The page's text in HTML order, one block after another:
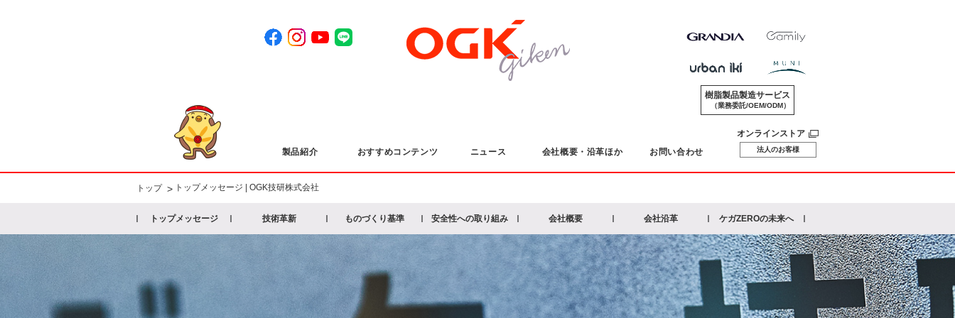
樹脂製品製造サービス
（業務委託/OEM/ODM）
製品紹介 おすすめコンテンツ ニュース 会社概要・沿革ほか お問い合わせ
オンラインストア
法人のお客様
トップ > トップメッセージ | OGK技研株式会社
トップメッセージ 技術革新 ものづくり基準 安全性への取り組み 会社概要 会社沿革 ケガZEROの未来へ